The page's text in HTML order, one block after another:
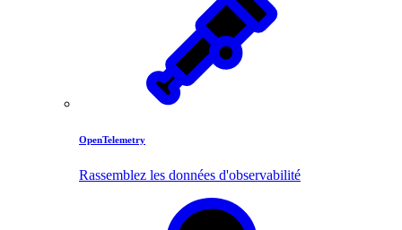
OpenTelemetry
Rassemblez les données d'observabilité